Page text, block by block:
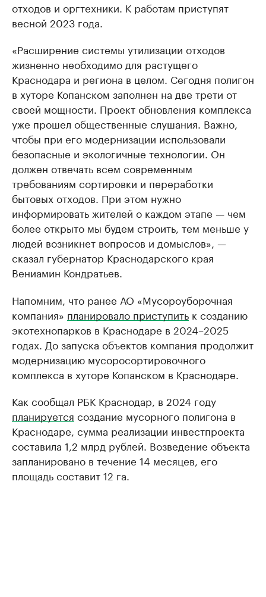
отходов и оргтехники. К работам приступят
весной 2023 года.
«Расширение системы утилизации отходов
жизненно необходимо для растущего
Краснодара и региона в целом. Сегодня полигон
в хуторе Копанском заполнен на две трети от
своей мощности. Проект обновления комплекса
уже прошел общественные слушания. Важно,
чтобы при его модернизации использовали
безопасные и экологичные технологии. Он
должен отвечать всем современным
требованиям сортировки и переработки
бытовых отходов. При этом нужно
информировать жителей о каждом этапе — чем
более открыто мы будем строить, тем меньше у
людей возникнет вопросов и домыслов», —
сказал губернатор Краснодарского края
Вениамин Кондратьев.
Напомним, что ранее АО «Мусороуборочная
компания» планировало приступить к созданию
экотехнопарков в Краснодаре в 2024–2025
годах. До запуска объектов компания продолжит
модернизацию мусоросортировочного
комплекса в хуторе Копанском в Краснодаре.
Как сообщал РБК Краснодар, в 2024 году
планируется создание мусорного полигона в
Краснодаре, сумма реализации инвестпроекта
составила 1,2 млрд рублей. Возведение объекта
запланировано в течение 14 месяцев, его
площадь составит 12 га.